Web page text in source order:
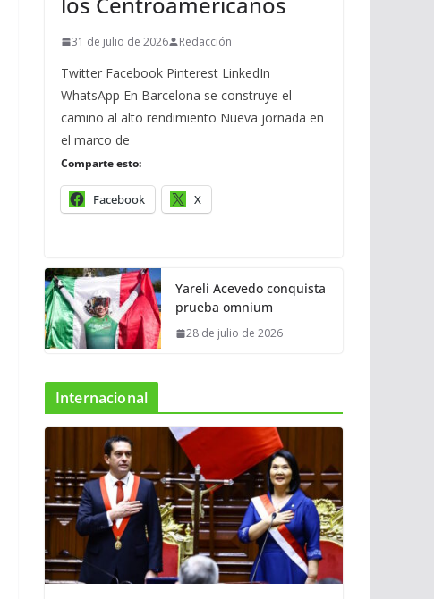
31 de julio de 2026 Redacción
Twitter Facebook Pinterest LinkedIn
WhatsApp En Barcelona se construye el
camino al alto rendimiento Nueva jornada en
el marco de
Comparte esto:
Facebook X
Yareli Acevedo conquista
prueba omnium
28 de julio de 2026
Internacional